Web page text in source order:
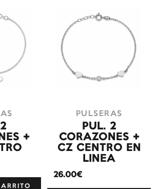
+
PULSERAS
PUL. 2
CORAZONES +
CZ CENTRO EN
LINEA
26.00€